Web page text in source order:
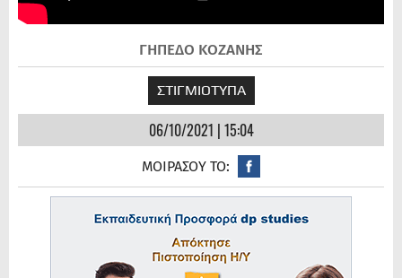
ΓΗΠΕΔΟ ΚΟΖΑΝΗΣ
ΣΤΙΓΜΙΟΤΥΠΑ
06/10/2021 | 15:04
ΜΟΙΡΑΣΟΥ ΤΟ: